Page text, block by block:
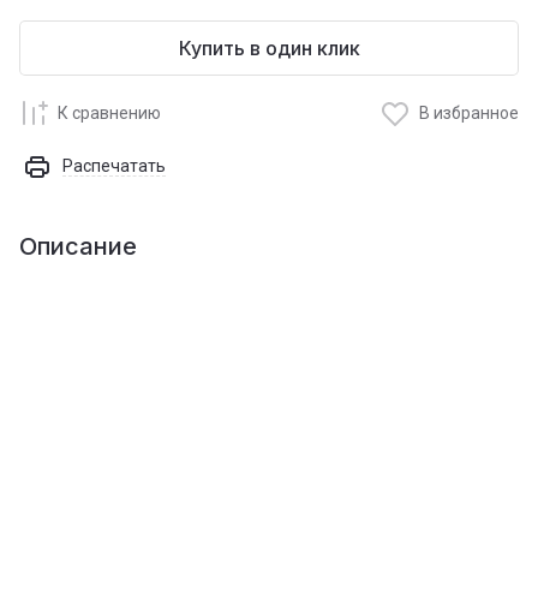
Купить в один клик
К сравнению В избранное
Распечатать
Описание